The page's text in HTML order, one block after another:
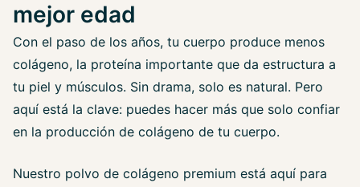
mejor edad
Con el paso de los años, tu cuerpo produce menos
colágeno, la proteína importante que da estructura a
tu piel y músculos. Sin drama, solo es natural. Pero
aquí está la clave: puedes hacer más que solo confiar
en la producción de colágeno de tu cuerpo.
Nuestro polvo de colágeno premium está aquí para